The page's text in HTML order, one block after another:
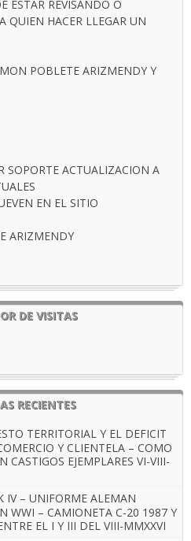
ESTAR REVISANDO O
QUIEN HACER LLEGAR UN
POBLETE ARIZMENDY Y
SOPORTE ACTUALIZACION A
EN EL SITIO
ARIZMENDY
DE VISITAS
RECIENTES
TERRITORIAL Y EL DEFICIT
Y CLIENTELA – COMO
CASTIGOS EJEMPLARES VI-VIII-
IV – UNIFORME ALEMAN
WWI – CAMIONETA C-20 1987 Y
EL I Y III DEL VIII-MMXXVI